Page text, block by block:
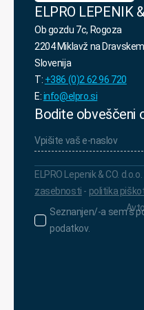
ELPRO LEPENIK
Ob gozdu 7c, Rogoza
2204 Miklavž na
Slovenija
T: +386 (0)2 62 96 720
E:info@elpro.si
Bodite obveščeni
vaš
e-
*
Seznanjen/-
a
Seznanjen/-a sem s
podatkov.
ELPRO Lepenik & CO. d.o.o.
zasebnosti - politika